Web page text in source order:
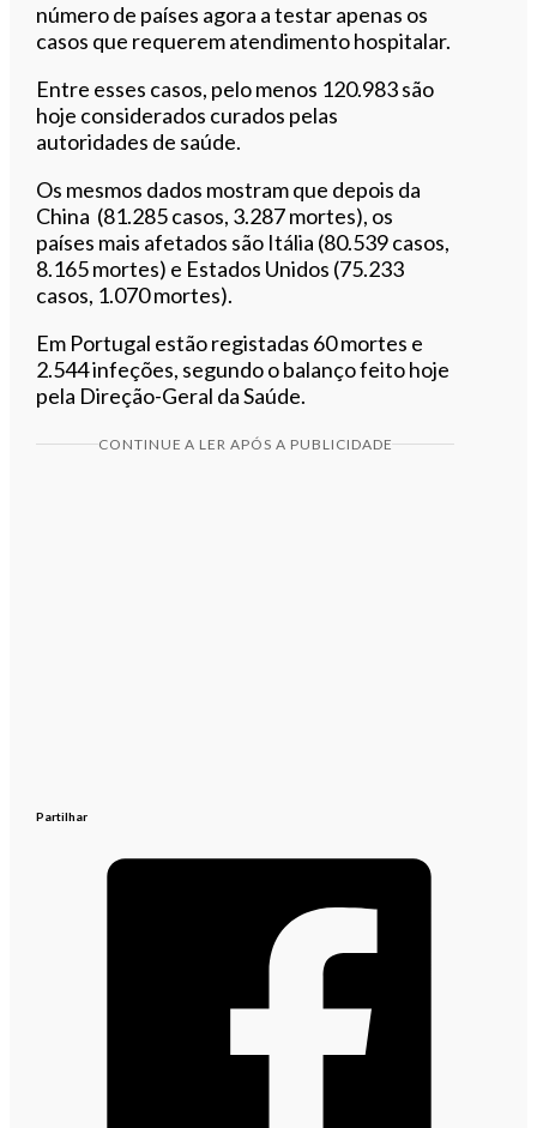
número de países agora a testar apenas os
casos que requerem atendimento hospitalar.
Entre esses casos, pelo menos 120.983 são
hoje considerados curados pelas
autoridades de saúde.
Os mesmos dados mostram que depois da
China (81.285 casos, 3.287 mortes), os
países mais afetados são Itália (80.539 casos,
8.165 mortes) e Estados Unidos (75.233
casos, 1.070 mortes).
Em Portugal estão registadas 60 mortes e
2.544 infeções, segundo o balanço feito hoje
pela Direção-Geral da Saúde.
CONTINUE A LER APÓS A PUBLICIDADE
Partilhar